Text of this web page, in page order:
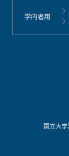
国立大
学内者用